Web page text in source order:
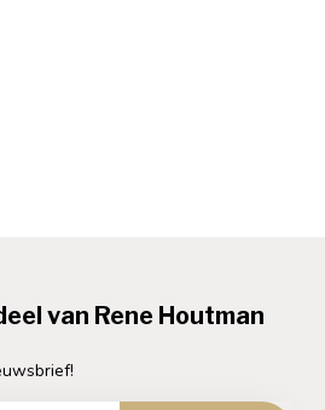
van Rene Houtman